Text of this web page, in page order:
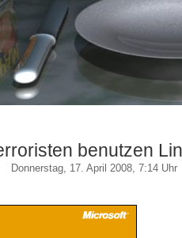
benutzen
Donnerstag, 17. April 2008, 7:14 Uhr